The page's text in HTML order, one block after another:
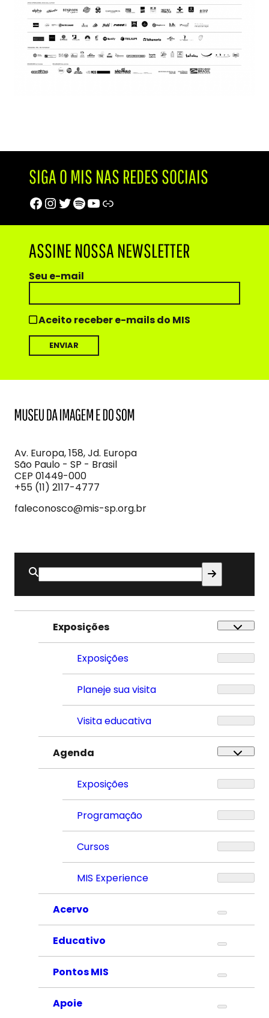
SIGA O MIS NAS REDES SOCIAIS
Facebook
Instagram
Twitter
Spotify
Youtube
Trip Advisor
ASSINE NOSSA NEWSLETTER
Seu e-mail
Aceito receber e-mails do MIS
Imagem
e
do
Som
Av. Europa, 158, Jd. Europa
São Paulo - SP - Brasil
CEP 01449-000
+55 (11) 2117-4777
faleconosco@mis-sp.org.br
Buscar
por:
Exposições
Exposições
Planeje sua visita
Visita educativa
Agenda
Exposições
Programação
Cursos
MIS Experience
Acervo
Educativo
Pontos MIS
Apoie